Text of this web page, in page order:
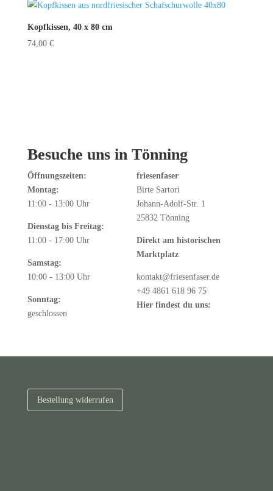
Kopfkissen, 40 x 80 cm
74,00 €
Besuche uns in Tönning
Öffnungszeiten:
Montag:
11:00 - 13:00 Uhr
Dienstag bis Freitag:
11:00 - 17:00 Uhr
Samstag:
10:00 - 13:00 Uhr
Sonntag:
geschlossen
friesenfaser
Birte Sartori
Johann-Adolf-Str. 1
25832 Tönning
Direkt am historischen
Marktplatz
kontakt@friesenfaser.de
+49 4861 618 96 75
Hier findest du uns:
Bestellung widerrufen